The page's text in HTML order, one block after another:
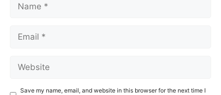
Email
Website
Save my name, email, and website in this browser for the next time I